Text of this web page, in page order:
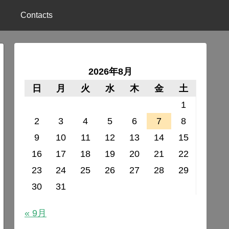
Contacts
2026年8月
日
月 火 水 木 金
土
1
2
3 4 5 6 7
8
9
10 11 12 13 14
15
16
17 18 19 20 21
22
23
24 25 26 27 28
29
30
31
« 9月